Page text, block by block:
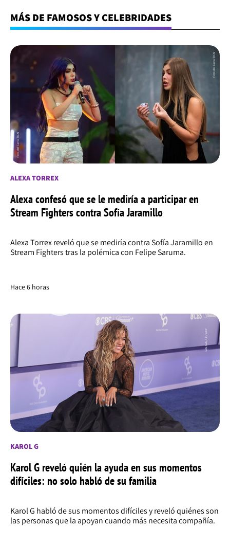
MÁS DE FAMOSOS Y CELEBRIDADES
ALEXA TORREX
Alexa confesó que se le mediría a participar en
Stream Fighters contra Sofía Jaramillo
Alexa Torrex reveló que se mediría contra Sofía Jaramillo en
Stream Fighters tras la polémica con Felipe Saruma.
Hace 6 horas
KAROL G
Karol G reveló quién la ayuda en sus momentos
difíciles: no solo habló de su familia
Karol G habló de sus momentos difíciles y reveló quiénes son
las personas que la apoyan cuando más necesita compañía.